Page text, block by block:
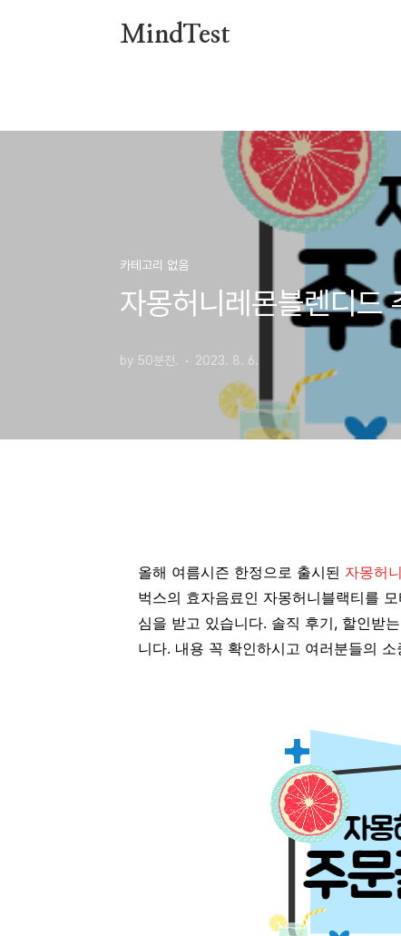
MindTest
카테고리 없음
자몽허니레몬블렌디드
by 50분전. 2023. 8. 6.
올해 여름시즌 한정으로 출시된 자몽허
벅스의 효자음료인 자몽허니블랙티를
심을 받고 있습니다. 솔직 후기, 할인받
니다. 내용 꼭 확인하시고 여러분들의